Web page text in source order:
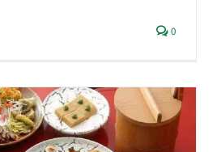
0